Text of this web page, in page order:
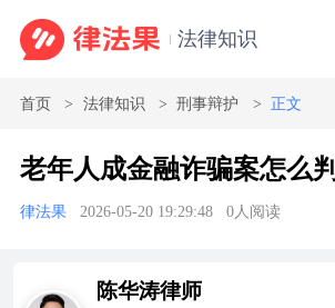
法律知识
首页 法律知识 刑事辩护 正文
老年人成金融诈骗案怎么判
律法果 2026-05-20 19:29:48 0人阅读
陈华涛律师